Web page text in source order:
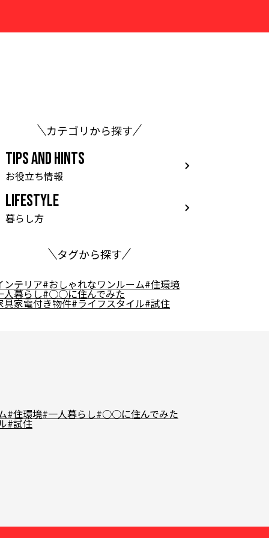
カテゴリから探す
TIPS AND HINTS
お役立ち情報
LIFESTYLE
暮らし方
タグから探す
ンテリア#おしゃれなワンルーム#住環境
人暮らし#○○に住んでみた
具家電付き物件#ライフスタイル#試住
#住環境#一人暮らし#○○に住んでみた
#試住